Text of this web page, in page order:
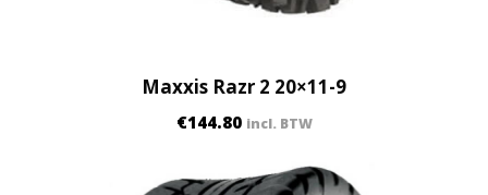
Maxxis Razr 2 20×11-9
€144.80 incl. BTW